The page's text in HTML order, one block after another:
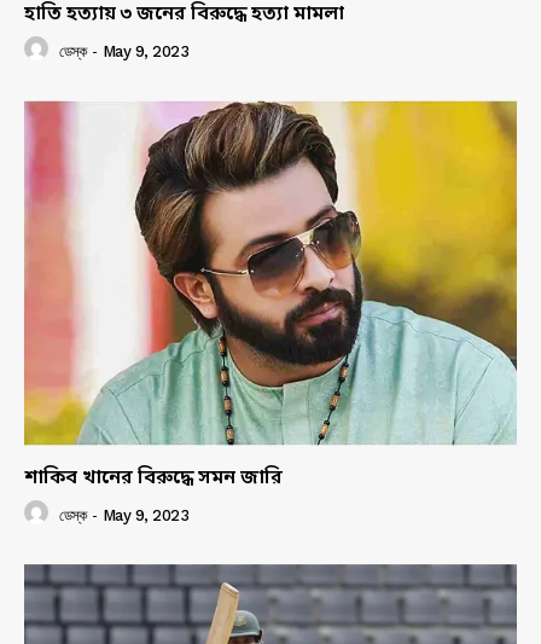
হাতি হত্যায় ৩ জনের বিরুদ্ধে হত্যা মামলা
ডেস্ক - May 9, 2023
শাকিব খানের বিরুদ্ধে সমন জারি
ডেস্ক - May 9, 2023